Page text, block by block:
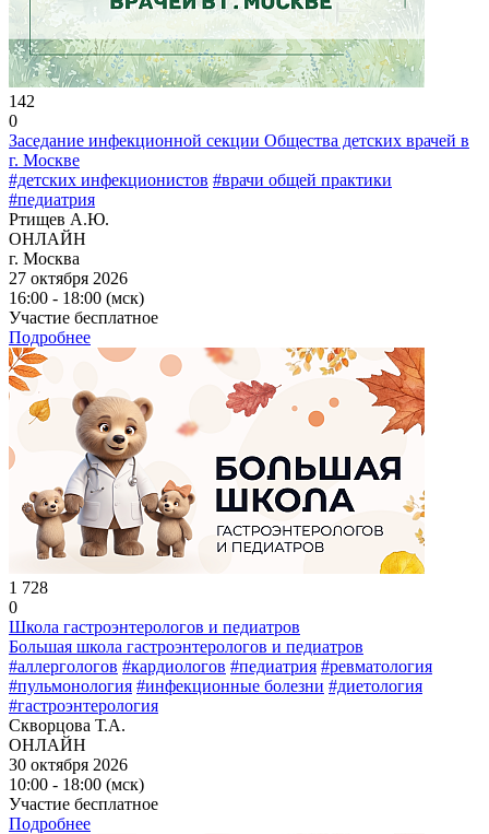
142
0
Заседание инфекционной секции Общества детских врачей в
г. Москве
#детских инфекционистов #врачи общей практики
#педиатрия
Ртищев А.Ю.
ОНЛАЙН
г. Москва
27 октября 2026
16:00 - 18:00 (мск)
Участие бесплатное
Подробнее
1 728
0
Школа гастроэнтерологов и педиатров
Большая школа гастроэнтерологов и педиатров
#аллергологов #кардиологов #педиатрия #ревматология
#пульмонология #инфекционные болезни #диетология
#гастроэнтерология
Скворцова Т.А.
ОНЛАЙН
30 октября 2026
10:00 - 18:00 (мск)
Участие бесплатное
Подробнее